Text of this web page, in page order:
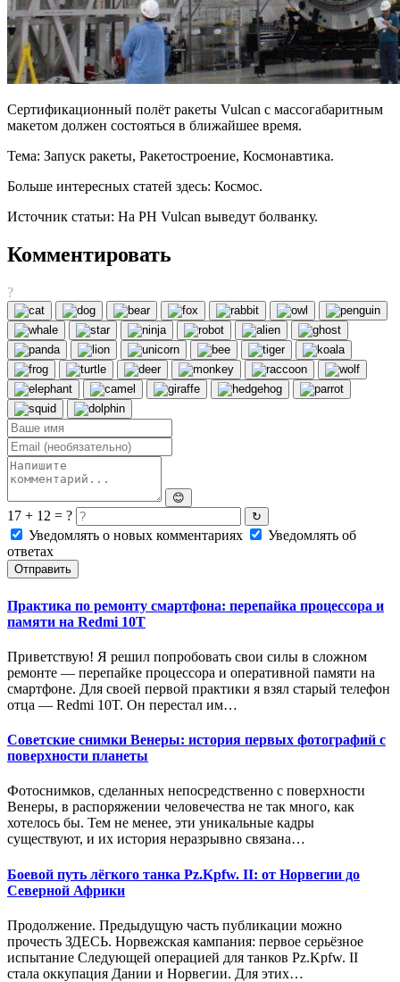
Сертификационный полёт ракеты Vulcan с массогабаритным
макетом должен состояться в ближайшее время.
Тема: Запуск ракеты, Ракетостроение, Космонавтика.
Больше интересных статей здесь: Космос.
Источник статьи: На РН Vulcan выведут болванку.
Комментировать
?
😊
17 + 12 = ? ↻
Уведомлять о новых комментариях
Уведомлять об
ответах
Отправить
Практика по ремонту смартфона: перепайка процессора и
памяти на Redmi 10T
Приветствую! Я решил попробовать свои силы в сложном
ремонте — перепайке процессора и оперативной памяти на
смартфоне. Для своей первой практики я взял старый телефон
отца — Redmi 10T. Он перестал им…
Советские снимки Венеры: история первых фотографий с
поверхности планеты
Фотоснимков, сделанных непосредственно с поверхности
Венеры, в распоряжении человечества не так много, как
хотелось бы. Тем не менее, эти уникальные кадры
существуют, и их история неразрывно связана…
Боевой путь лёгкого танка Pz.Kpfw. II: от Норвегии до
Северной Африки
Продолжение. Предыдущую часть публикации можно
прочесть ЗДЕСЬ. Норвежская кампания: первое серьёзное
испытание Следующей операцией для танков Pz.Kpfw. II
стала оккупация Дании и Норвегии. Для этих…